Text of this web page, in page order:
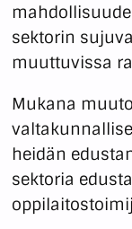
sektorin
muuttuvissa
Mukana
heidän
sektoria